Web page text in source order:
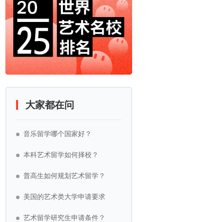
大家都在问
音乐留学哪个国家好？
本科艺术留学如何择校？
普高生如何规划艺术留学？
美国的艺术类大学申请要求
艺术留学研究生申请条件？